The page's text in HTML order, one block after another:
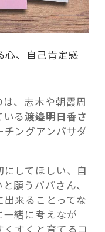
心、自己肯定感
、志木や朝霞周
いる渡邉明日香さ
ングアンバサダ
してほしい、自
願うパパさん、
来ることってな
緒に考えなが
すくと育てるコ